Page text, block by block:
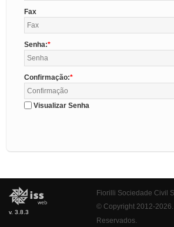
Fax
Senha:
Confirmação:
Visualizar Senha
v. 3.8.3
Fiorilli Sociedade Civil
© Copyright 2012-
Reservados.